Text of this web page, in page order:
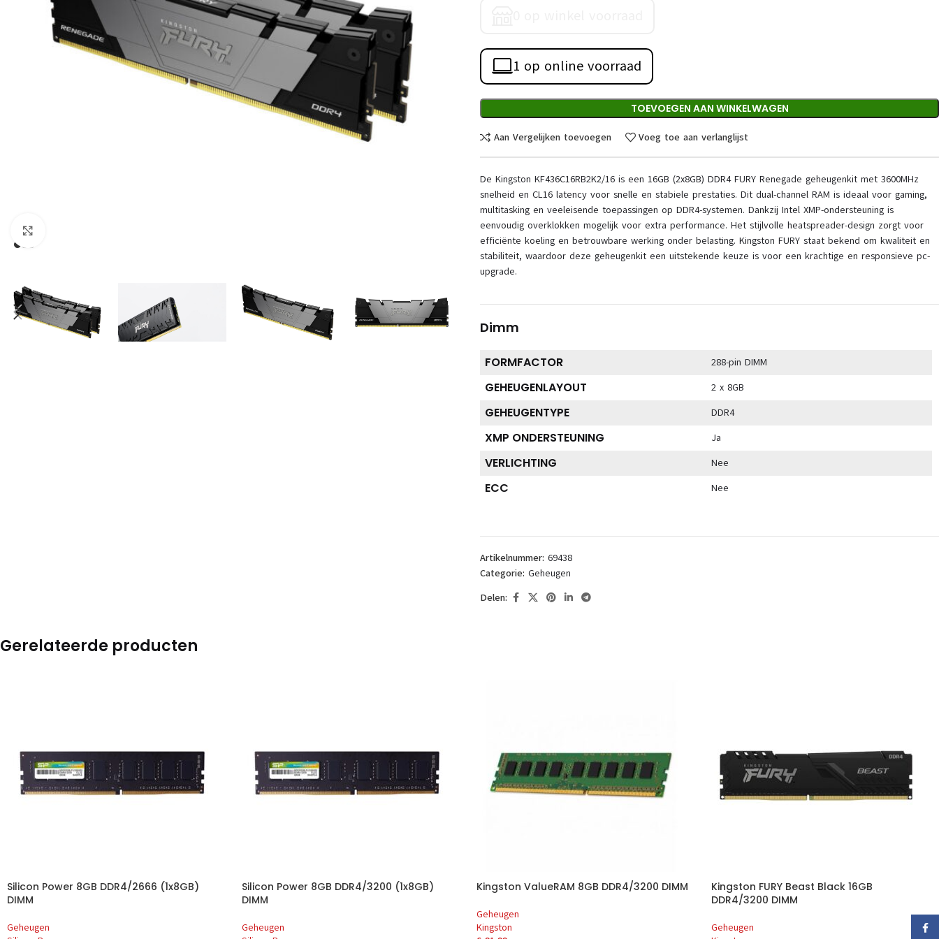
1 op online voorraad
TOEVOEGEN AAN WINKELWAGEN
Aan Vergelijken toevoegen Voeg toe aan verlanglijst
De Kingston KF436C16RB2K2/16 is een 16GB (2x8GB) DDR4 FURY Renegade geheugenkit met 3600MHz
snelheid en CL16 latency voor snelle en stabiele prestaties. Dit dual-channel RAM is ideaal voor gaming,
multitasking en veeleisende toepassingen op DDR4-systemen. Dankzij Intel XMP-ondersteuning is
eenvoudig overklokken mogelijk voor extra performance. Het stijlvolle heatspreader-design zorgt voor
efficiënte koeling en betrouwbare werking onder belasting. Kingston FURY staat bekend om kwaliteit en
stabiliteit, waardoor deze geheugenkit een uitstekende keuze is voor een krachtige en responsieve pc-
upgrade.
Dimm
FORMFACTOR 288-pin DIMM
GEHEUGENLAYOUT 2 x 8GB
GEHEUGENTYPE DDR4
XMP ONDERSTEUNING Ja
VERLICHTING Nee
ECC Nee
Artikelnummer: 69438
Categorie: Geheugen
Delen:
Gerelateerde producten
Silicon Power 8GB DDR4/2666 (1x8GB)
DIMM
Geheugen
Silicon Power 8GB DDR4/3200 (1x8GB)
DIMM
Geheugen
Kingston ValueRAM 8GB DDR4/3200 DIMM
Geheugen
Kingston
Kingston FURY Beast Black 16GB
DDR4/3200 DIMM
Geheugen